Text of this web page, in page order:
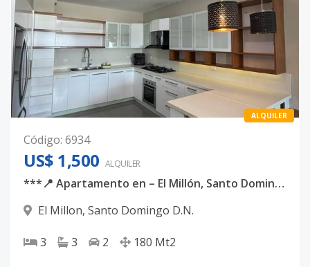
ALQUILER
Código: 6934
US$ 1,500 ALQUILER
***📍 Apartamento en – El Millón, Santo Domingo
El Millon, Santo Domingo D.N.
3 3 2 180 Mt2